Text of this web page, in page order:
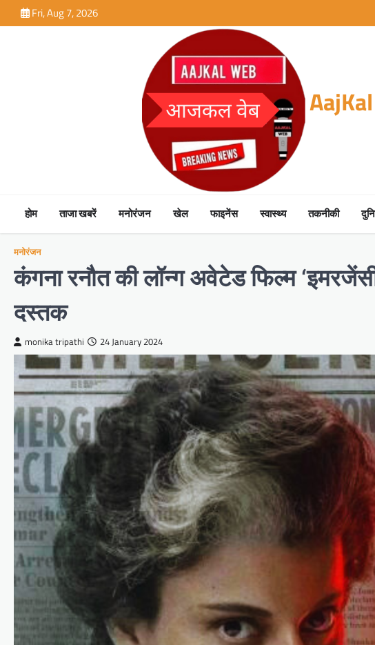
to
Fri, Aug 7, 2026
होम ताजा खबरें मनोरंजन खेल फाइनेंस स्वास्थ्य तकनीकी
मनोरंजन
कंगना रनौत की लॉन्ग अवेटेड फिल्म
दस्तक
monika tripathi 24 January 2024